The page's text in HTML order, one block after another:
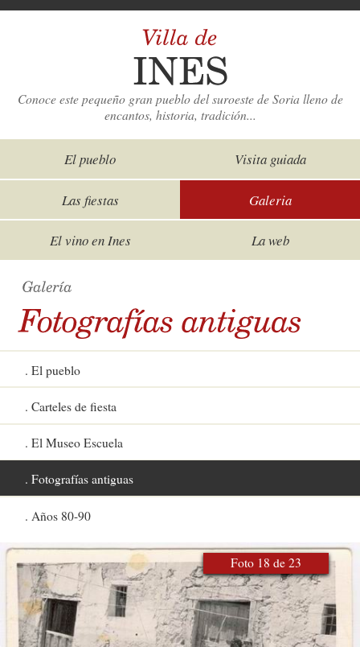
Conoce este pequeño gran pueblo del suroeste de Soria lleno de
encantos, historia, tradición...
El pueblo Visita guiada
Las fiestas Galeria
El vino en Ines La web
El pueblo
Carteles de fiesta
El Museo Escuela
Fotografías antiguas
Años 80-90
Foto 18 de 23